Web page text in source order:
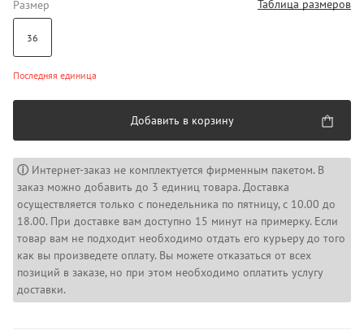
Размер Таблица размеров
36
Последняя единица
Добавить в корзину
ⓘ Интернет-заказ не комплектуется фирменным пакетом. В
заказ можно добавить до 3 единиц товара. Доставка
осуществляется только с понедельника по пятницу, с 10.00 до
18.00. При доставке вам доступно 15 минут на примерку. Если
товар вам не подходит необходимо отдать его курьеру до того
как вы произведете оплату. Вы можете отказаться от всех
позиций в заказе, но при этом необходимо оплатить услугу
доставки.